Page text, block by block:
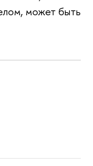
может быть